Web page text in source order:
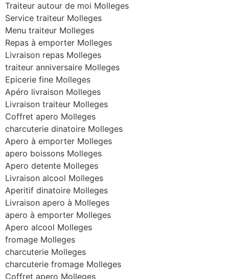
Traiteur autour de moi Molleges
Service traiteur Molleges
Menu traiteur Molleges
Repas à emporter Molleges
Livraison repas Molleges
traiteur anniversaire Molleges
Epicerie fine Molleges
Apéro livraison Molleges
Livraison traiteur Molleges
Coffret apero Molleges
charcuterie dinatoire Molleges
Apero à emporter Molleges
apero boissons Molleges
Apero detente Molleges
Livraison alcool Molleges
Aperitif dinatoire Molleges
Livraison apero à Molleges
apero à emporter Molleges
Apero alcool Molleges
fromage Molleges
charcuterie Molleges
charcuterie fromage Molleges
Coffret apero Molleges